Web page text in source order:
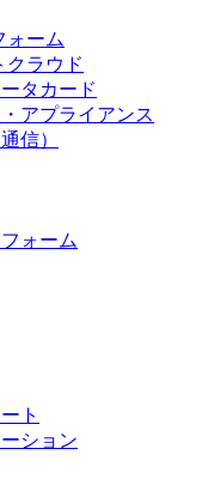
ォーム
クラウド
タカード
アプライアンス
信）
ォーム
ト
ション